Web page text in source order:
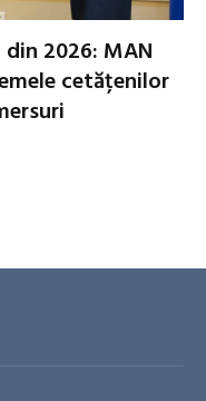
2026: MAN
cetățenilor